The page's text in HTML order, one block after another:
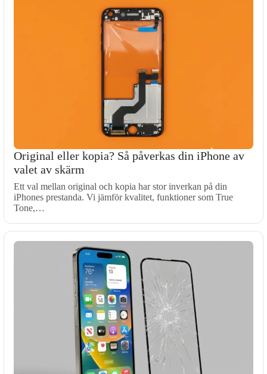
Original eller kopia? Så påverkas din iPhone av
valet av skärm
Ett val mellan original och kopia har stor inverkan på din
iPhones prestanda. Vi jämför kvalitet, funktioner som True
Tone,…